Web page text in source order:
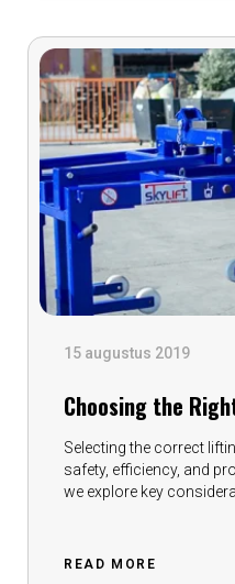
15 augustus 2019
Choosing the
Selecting the correct
safety, efficiency, and
we explore key
READ MORE